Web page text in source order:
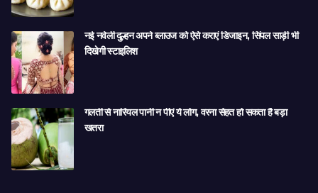
नई नवेली दुल्हन अपने ब्लाउज को ऐसे कराएं डिजाइन, सिंपल साड़ी भी
दिखेगी स्टाइलिश
गलती से नारियल पानी न पीएं ये लोग, वरना सेहत हो सकता है बड़ा
खतरा